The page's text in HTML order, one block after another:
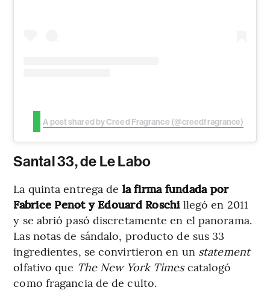
A post shared by Creed Fragrance (@creedfragrance)
Santal 33, de Le Labo
La quinta entrega de la firma fundada por
Fabrice Penot y Edouard Roschillegó en 2011
y se abrió pasó discretamente en el panorama.
Las notas de sándalo, producto de sus 33
ingredientes, se convirtieron en un statement
olfativo que The New York Timescatalogó
como fragancia de de culto.